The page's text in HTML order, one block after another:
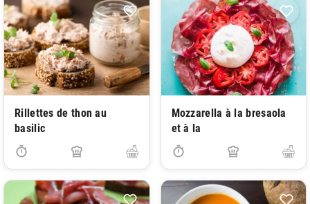
Rillettes de thon au
basilic
Mozzarella à la bresaola
et à la